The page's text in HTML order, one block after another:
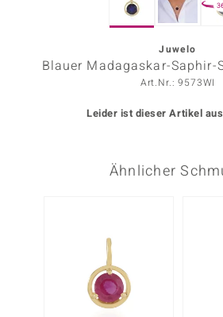
Juwelo
Blauer Madagaskar-Saphir-
Art.Nr.: 9573WI
Leider ist dieser Artikel
Ähnlicher